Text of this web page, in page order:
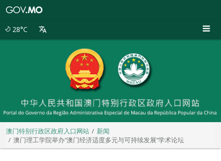
28°C
澳门特别行政区政府入口网站
新闻
澳门理工学院举办“澳门经济适度多元与可持续发展”学术论坛